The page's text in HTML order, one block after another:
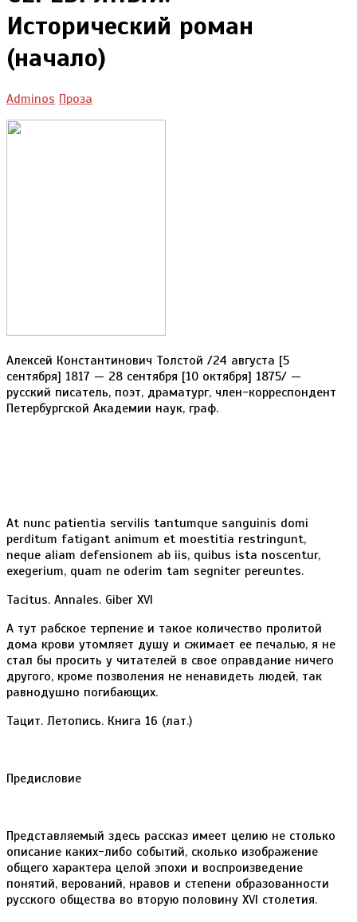
Исторический роман
(начало)
Adminos Проза
Алексей Константинович Толстой /24 августа [5
сентября] 1817 — 28 сентября [10 октября] 1875/ —
русский писатель, поэт, драматург, член-корреспондент
Петербургской Академии наук, граф.
At nunc patientia servilis tantumque sanguinis domi
perditum fatigant animum et moestitia restringunt,
neque aliam defensionem ab iis, quibus ista noscentur,
exegerium, quam ne oderim tam segniter pereuntes.
Tacitus. Annales. Giber XVI
А тут рабское терпение и такое количество пролитой
дома крови утомляет душу и сжимает ее печалью, я не
стал бы просить у читателей в свое оправдание ничего
другого, кроме позволения не ненавидеть людей, так
равнодушно погибающих.
Тацит. Летопись. Книга 16 (лат.)
Предисловие
Представляемый здесь рассказ имеет целию не столько
описание каких-либо событий, сколько изображение
общего характера целой эпохи и воспроизведение
понятий, верований, нравов и степени образованности
русского общества во вторую половину XVI столетия.